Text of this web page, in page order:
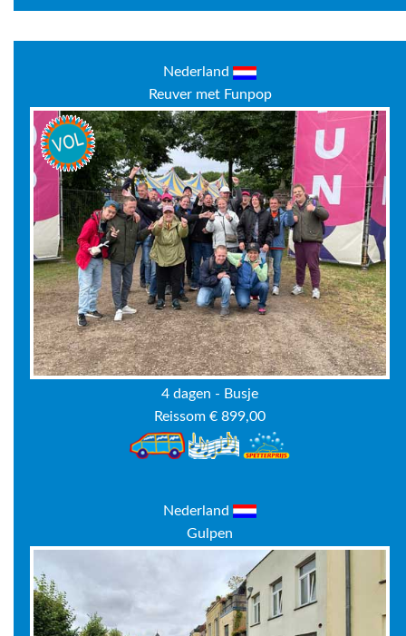
Nederland
Reuver met Funpop
4 dagen - Busje
Reissom € 899,00
Nederland
Gulpen